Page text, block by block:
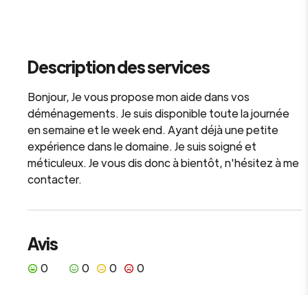
Description des services
Bonjour, Je vous propose mon aide dans vos
déménagements. Je suis disponible toute la journée
en semaine et le week end. Ayant déjà une petite
expérience dans le domaine. Je suis soigné et
méticuleux. Je vous dis donc à bientôt, n'hésitez à me
contacter.
Avis
0 0 0 0